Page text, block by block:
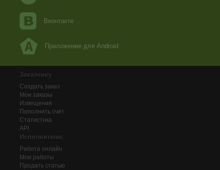
Вконтакте
Приложение для Android
Заказчику
Создать заказ
Мои заказы
Извещения
Пополнить счёт
Статистика
API
Исполнителю
Работа онлайн
Мои работы
Продать статью